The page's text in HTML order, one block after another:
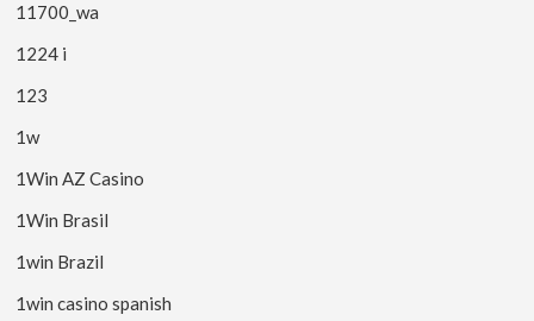
11700_wa
1224 i
123
1w
1Win AZ Casino
1Win Brasil
1win Brazil
1win casino spanish